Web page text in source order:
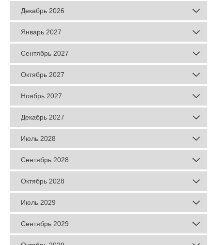
Декабрь 2026
Январь 2027
Сентябрь 2027
Октябрь 2027
Ноябрь 2027
Декабрь 2027
Июль 2028
Сентябрь 2028
Октябрь 2028
Июль 2029
Сентябрь 2029